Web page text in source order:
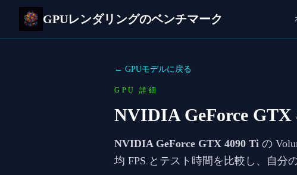
GPUレンダリングのベンチマーク
← GPUモデルに戻る
GPU 詳細
NVIDIA GeForce GTX
NVIDIA GeForce GTX 4090 Ti の
均 FPS とテスト時間を比較し、自分